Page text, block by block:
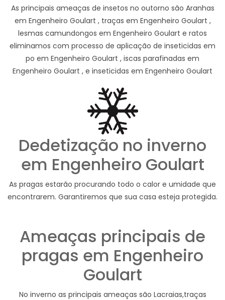
As principais ameaças de insetos no outorno são Aranhas
em Engenheiro Goulart , traças em Engenheiro Goulart ,
lesmas camundongos em Engenheiro Goulart e ratos
eliminamos com processo de aplicação de inseticidas em
po em Engenheiro Goulart , iscas parafinadas em
Engenheiro Goulart , e inseticidas em Engenheiro Goulart
Dedetização no inverno
em Engenheiro Goulart
As pragas estarão procurando todo o calor e umidade que
encontrarem. Garantiremos que sua casa esteja protegida.
Ameaças principais de
pragas em Engenheiro
Goulart
No inverno as principais ameaças são Lacraias,traças